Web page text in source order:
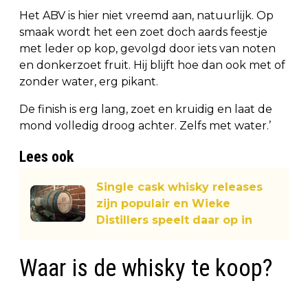
Het ABV is hier niet vreemd aan, natuurlijk. Op
smaak wordt het een zoet doch aards feestje
met leder op kop, gevolgd door iets van noten
en donkerzoet fruit. Hij blijft hoe dan ook met of
zonder water, erg pikant.
De finish is erg lang, zoet en kruidig en laat de
mond volledig droog achter. Zelfs met water.’
Lees ook
Single cask whisky releases
zijn populair en Wieke
Distillers speelt daar op in
Waar is de whisky te koop?